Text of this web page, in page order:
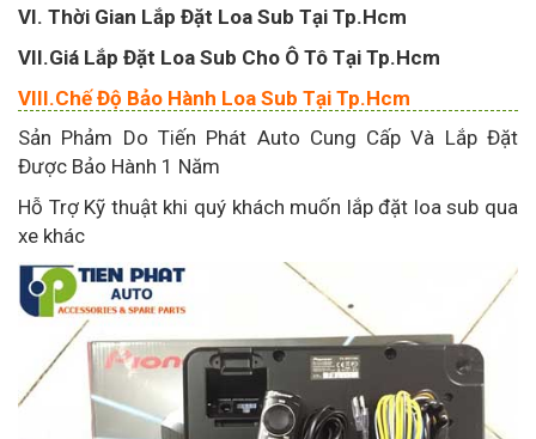
VI. Thời Gian Lắp Đặt Loa Sub Tại Tp.Hcm
VII.Giá Lắp Đặt Loa Sub Cho Ô Tô Tại Tp.Hcm
VIII.Chế Độ Bảo Hành Loa Sub Tại Tp.Hcm
Sản Phảm Do Tiến Phát Auto Cung Cấp Và Lắp Đặt
Được Bảo Hành 1 Năm
Hỗ Trợ Kỹ thuật khi quý khách muốn lắp đặt loa sub qua
xe khác